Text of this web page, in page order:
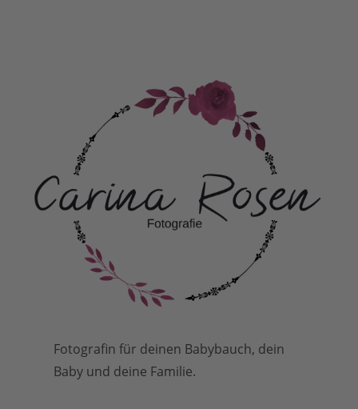
Fotografin für deinen Babybauch, dein
Baby und deine Familie.